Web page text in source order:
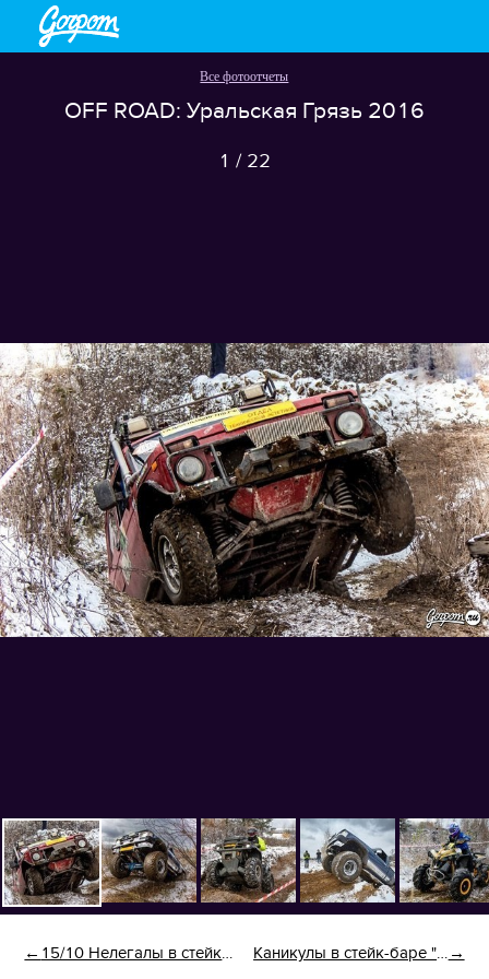
Все фотоотчеты
OFF ROAD: Уральская Грязь 2016
1 / 22
15/10 Нелегалы в стейк-баре Kastaneda Каникулы в стейк-баре "Кастанеда"